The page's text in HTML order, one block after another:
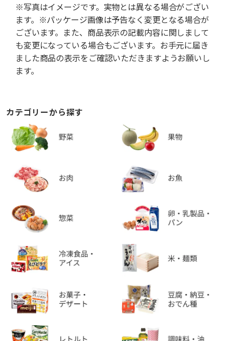
※写真はイメージです。実物とは異なる場合がござい
ます。※パッケージ画像は予告なく変更となる場合が
ございます。また、商品表示の記載内容に関しまして
も変更になっている場合もございます。お手元に届き
ました商品の表示をご確認いただきますようお願いし
ます。
カテゴリーから探す